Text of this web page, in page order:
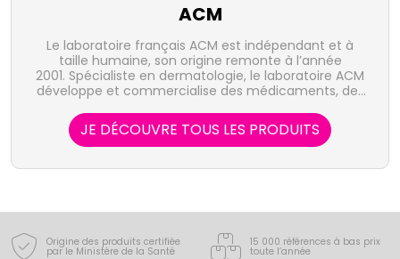
ACM
Le laboratoire français ACM est indépendant et à
taille humaine, son origine remonte à l’année
2001. Spécialiste en dermatologie, le laboratoire ACM
développe et commercialise des médicaments, des
alimentaires ainsi que des dispositifs médicaux
offrant des solutions innovantes pour les motifs de
consultation courants. En collaboration avec le
monde de la dermatologie, ACM a initié de
avec justesse des réponses ciblées et efficaces aux
cheveux sains.
JE DÉCOUVRE TOUS LES PRODUITS
Origine des produits certifiée
par le Ministère de la Santé
15 000 références à bas prix
toute l’année